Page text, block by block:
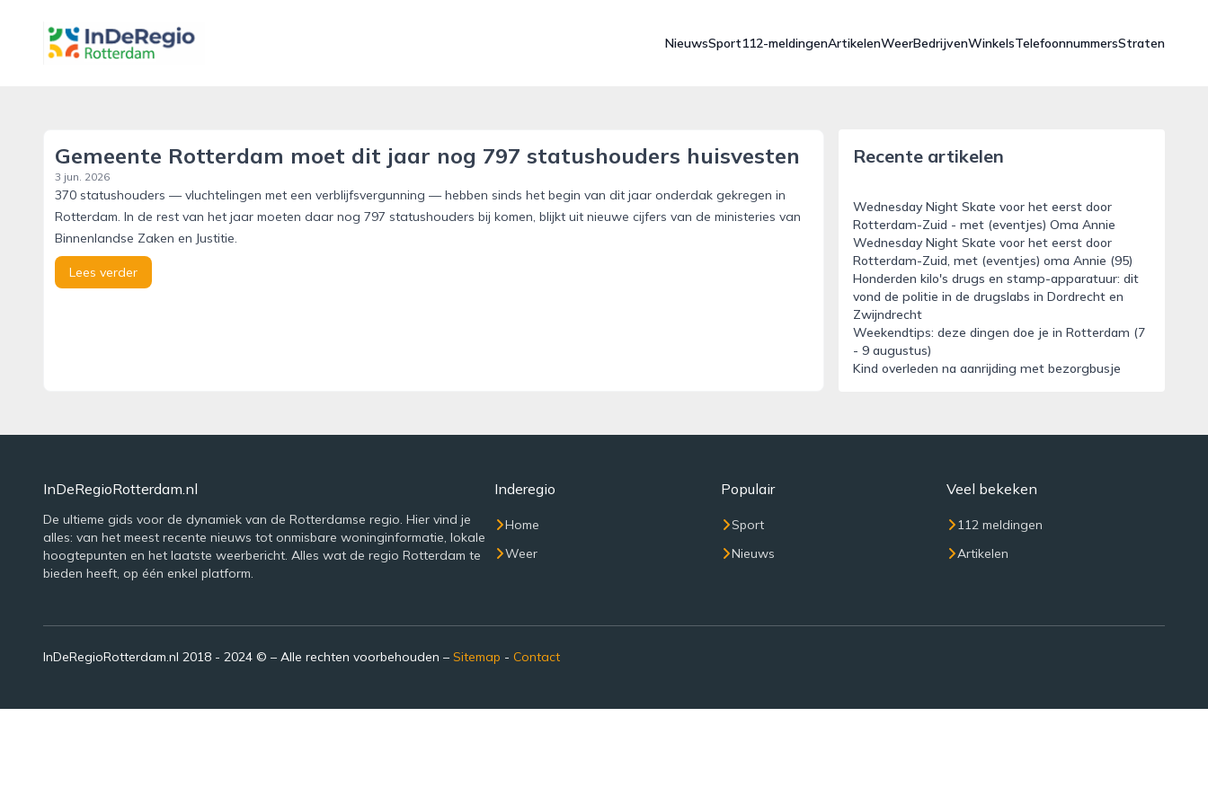
inderegiorotterdam.nl
NieuwsSport112-meldingenArtikelenWeerBedrijvenWinkelsTelefoonnummersStraten
Gemeente Rotterdam moet dit jaar nog 797 statushouders huisvesten
3 jun. 2026
370 statushouders — vluchtelingen met een verblijfsvergunning — hebben sinds het begin van dit jaar onderdak gekregen in
Rotterdam. In de rest van het jaar moeten daar nog 797 statushouders bij komen, blijkt uit nieuwe cijfers van de ministeries van
Binnenlandse Zaken en Justitie.
Lees verder
Recente artikelen
Wednesday Night Skate voor het eerst door
Rotterdam-Zuid - met (eventjes) Oma Annie
Wednesday Night Skate voor het eerst door
Rotterdam-Zuid, met (eventjes) oma Annie (95)
Honderden kilo's drugs en stamp-apparatuur: dit
vond de politie in de drugslabs in Dordrecht en
Zwijndrecht
Weekendtips: deze dingen doe je in Rotterdam (7
- 9 augustus)
Kind overleden na aanrijding met bezorgbusje
InDeRegioRotterdam.nl
De ultieme gids voor de dynamiek van de Rotterdamse regio. Hier vind je
alles: van het meest recente nieuws tot onmisbare woninginformatie, lokale
hoogtepunten en het laatste weerbericht. Alles wat de regio Rotterdam te
bieden heeft, op één enkel platform.
Inderegio
Home
Weer
Populair
Sport
Nieuws
Veel bekeken
112 meldingen
Artikelen
InDeRegioRotterdam.nl 2018 - 2024 © – Alle rechten voorbehouden – Sitemap - Contact